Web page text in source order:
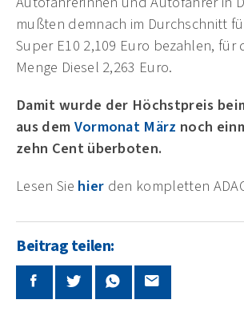
mußten demnach im Durchschnitt
Super E10 2,109 Euro bezahlen, für
Menge Diesel 2,263 Euro.
Damit wurde der Höchstpreis
aus demVormonat März noch
zehn Cent überboten.
Lesen Sie hier den kompletten
Beitrag teilen: